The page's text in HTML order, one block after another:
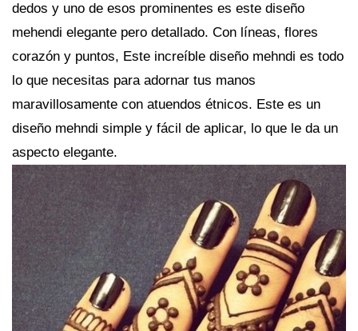
dedos y uno de esos prominentes es este diseño
mehendi elegante pero detallado. Con líneas, flores
corazón y puntos, Este increíble diseño mehndi es todo
lo que necesitas para adornar tus manos
maravillosamente con atuendos étnicos. Este es un
diseño mehndi simple y fácil de aplicar, lo que le da un
aspecto elegante.